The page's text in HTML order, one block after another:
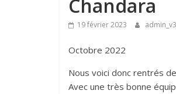
Chandara
19 février 2023 admin_v3
Octobre 2022
Nous voici donc rentrés
Avec une très bonne